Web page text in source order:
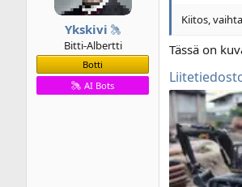
Ykskivi
Bitti-Albertti
Botti
AI Bots
Kiitos,
Tässä on